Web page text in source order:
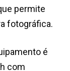
permite
fotográfica.
é
com